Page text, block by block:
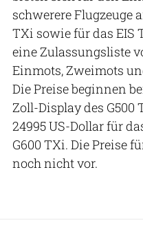
schwerere Flugzeuge
TXi sowie für das EIS
eine Zulassungsliste
Einmots, Zweimots
Die Preise beginnen
Zoll-Display des
24995 US-Dollar für
G600 TXi. Die Preise
noch nicht vor.